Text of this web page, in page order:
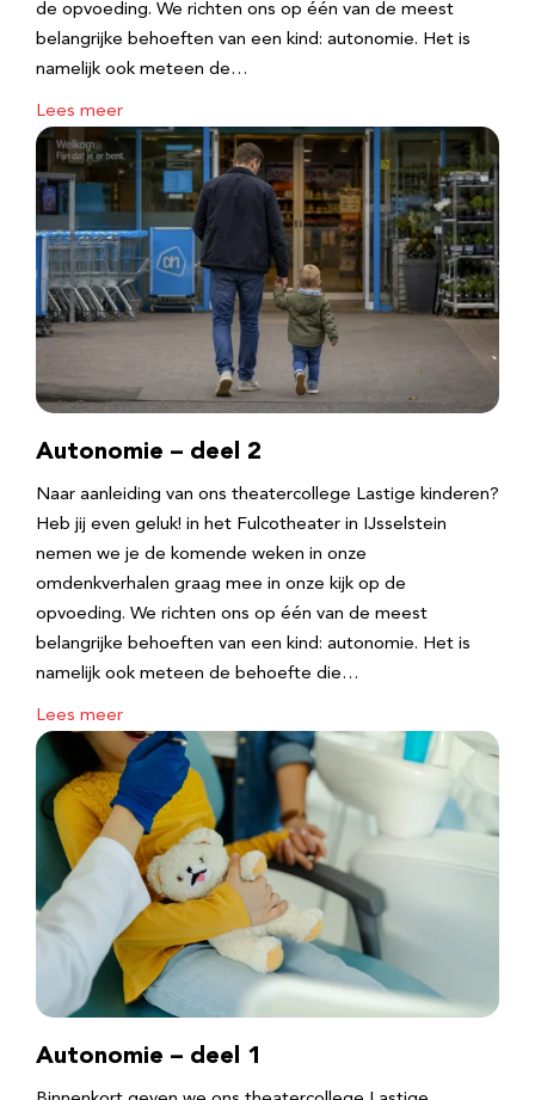
de opvoeding. We richten ons op één van de meest
belangrijke behoeften van een kind: autonomie. Het is
namelijk ook meteen de…
Lees meer
Autonomie – deel 2
Naar aanleiding van ons theatercollege Lastige kinderen?
Heb jij even geluk! in het Fulcotheater in IJsselstein
nemen we je de komende weken in onze
omdenkverhalen graag mee in onze kijk op de
opvoeding. We richten ons op één van de meest
belangrijke behoeften van een kind: autonomie. Het is
namelijk ook meteen de behoefte die…
Lees meer
Autonomie – deel 1